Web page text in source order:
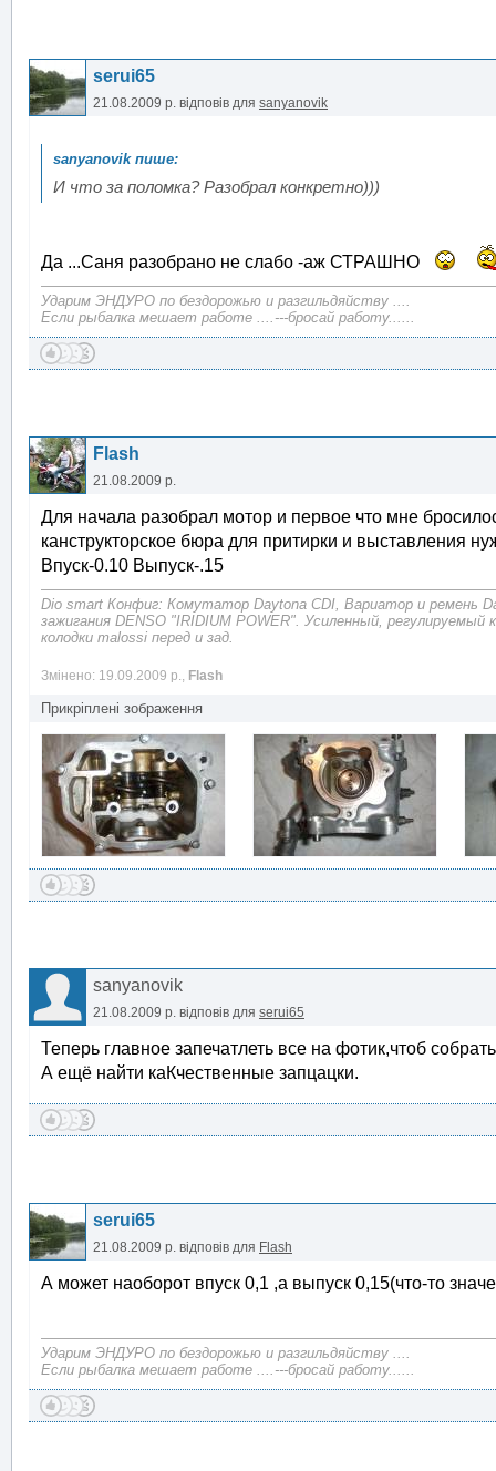
serui65
21.08.2009 р. відповів для sanyanovik
И что за поломка? Разобрал конкретно)))
Да ...Саня разобрано не слабо -аж СТРАШНО
Ударим ЭНДУРО по бездорожью и разгильдяйству ....
Если рыбалка мешает работе ....---бросай работу......
Flash
21.08.2009 р.
Для начала разобрал мотор и первое что мне
канструкторское бюра для притирки и выставления
Впуск-0.10 Выпуск-.15
Dio smart Конфиг: Комутатор Daytona CDI, Вариатор и ремень
зажигания DENSO "IRIDIUM POWER". Усиленный,
колодки malossi перед и зад.
Змінено: 19.09.2009 р., Flash
Прикріплені зображення
sanyanovik
21.08.2009 р. відповів для serui65
Теперь главное запечатлеть все на фотик,чтоб
А ещё найти каКчественные запцацки.
serui65
21.08.2009 р. відповів для Flash
А может наоборот впуск 0,1 ,а выпуск 0,15(что-то
Ударим ЭНДУРО по бездорожью и разгильдяйству ....
Если рыбалка мешает работе ....---бросай работу......